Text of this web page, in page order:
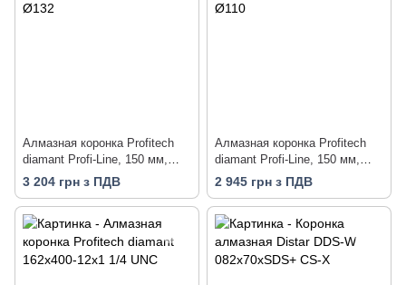
Алмазная коронка Profitech
diamant Profi-Line, 150 мм,
М16, Ø132
3 204 грн з ПДВ
Алмазная коронка Profitech
diamant Profi-Line, 150 мм,
М16, Ø110
2 945 грн з ПДВ